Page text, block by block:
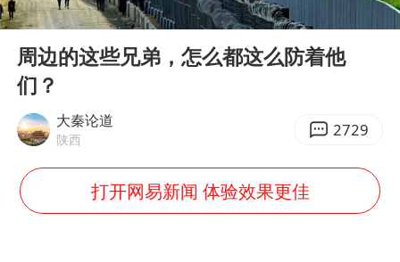
“空调24小时开着更省电”不实
公司“上四休三”但要降薪1000元
实探山东最热的“中国蔬菜之乡”
Play
00:00
周边的这些兄弟，怎么都这么防着他
们？
大秦论道
陕西 2729
打开网易新闻 体验效果更佳